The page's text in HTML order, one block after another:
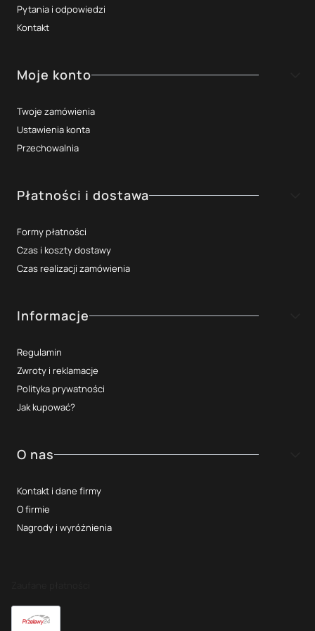
Pytania i odpowiedzi
Kontakt
Moje konto
Twoje zamówienia
Ustawienia konta
Przechowalnia
Płatności i dostawa
Formy płatności
Czas i koszty dostawy
Czas realizacji zamówienia
Informacje
Regulamin
Zwroty i reklamacje
Polityka prywatności
Jak kupować?
O nas
Kontakt i dane firmy
O firmie
Nagrody i wyróżnienia